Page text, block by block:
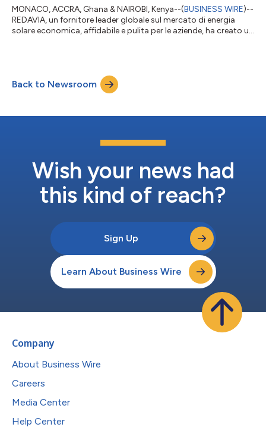
MONACO, ACCRA, Ghana & NAIROBI, Kenya--(BUSINESS WIRE)--
REDAVIA, un fornitore leader globale sul mercato di energia
solare economica, affidabile e pulita per le aziende, ha creato un
19 ha sconvolto notevolmente le aziende africane. In questi
tempi difficili, REDAVIA consente a imprese solide di ridurre i p...
Back to Newsroom
Wish your news had
this kind of reach?
Sign Up
Learn About Business Wire
Company
About Business Wire
Careers
Media Center
Help Center